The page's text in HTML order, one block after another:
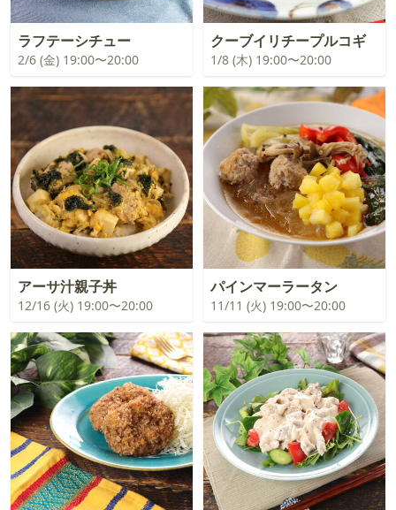
ラフテーシチュー
2/6 (金) 19:00〜20:00
クーブイリチープルコギ
1/8 (木) 19:00〜20:00
アーサ汁親子丼
12/16 (火) 19:00〜20:00
パインマーラータン
11/11 (火) 19:00〜20:00